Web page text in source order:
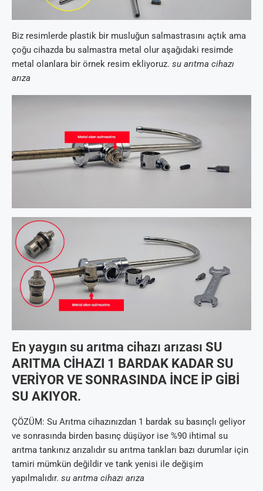
Biz resimlerde plastik bir musluğun salmastrasını açtık ama
çoğu cihazda bu salmastra metal olur aşağıdaki resimde
metal olanlara bir örnek resim ekliyoruz. su arıtma cihazı
arıza
En yaygın su arıtma cihazı arızası SU
ARITMA CİHAZI 1 BARDAK KADAR SU
VERİYOR VE SONRASINDA İNCE İP GİBİ
SU AKIYOR.
ÇÖZÜM: Su Arıtma cihazınızdan 1 bardak su basınçlı geliyor
ve sonrasında birden basınç düşüyor ise %90 ihtimal su
arıtma tankınız arızalıdır su arıtma tankları bazı durumlar için
tamiri mümkün değildir ve tank yenisi ile değişim
yapılmalıdır. su arıtma cihazı arıza